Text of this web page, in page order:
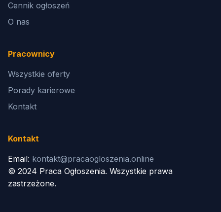
Cennik ogłoszeń
O nas
Pracownicy
Wszystkie oferty
Porady karierowe
Kontakt
Kontakt
Email: kontakt@pracaogloszenia.online
© 2024 Praca Ogłoszenia. Wszystkie prawa
zastrzeżone.